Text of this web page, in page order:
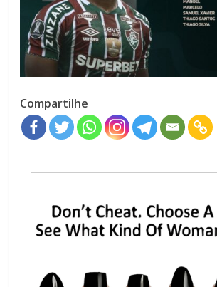
Compartilhe